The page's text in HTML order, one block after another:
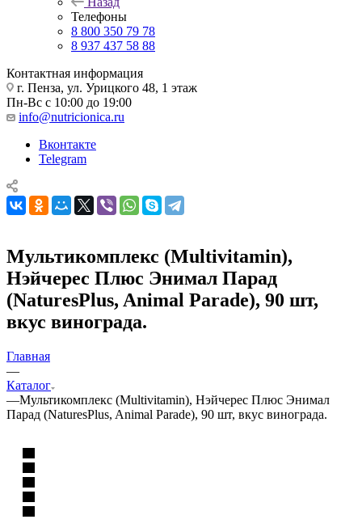
Телефоны
8 800 350 79 78
8 937 437 58 88
Контактная информация
г. Пенза, ул. Урицкого 48, 1 этаж
Пн-Вс с 10:00 до 19:00
info@nutricionica.ru
Вконтакте
Telegram
Мультикомплекс (Multivitamin),
Нэйчерес Плюс Энимал Парад
(NaturesPlus, Animal Parade), 90 шт,
вкус винограда.
Главная
—
Каталог
—Мультикомплекс (Multivitamin), Нэйчерес Плюс Энимал
Парад (NaturesPlus, Animal Parade), 90 шт, вкус винограда.